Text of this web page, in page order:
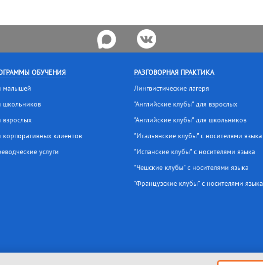
ОБУЧЕНИЯ
малышей
школьников
взрослых
корпоративных клиентов
услуги
РАЗГОВОРНАЯ ПРАКТИКА
Лингвистические лагеря
"Английские клубы" для взрослых
"Английские клубы" для школьников
"Итальянские клубы" с носителями языка
"Испанские клубы" с носителями языка
"Чешские клубы" с носителями языка
"Французские клубы" с носителями языка